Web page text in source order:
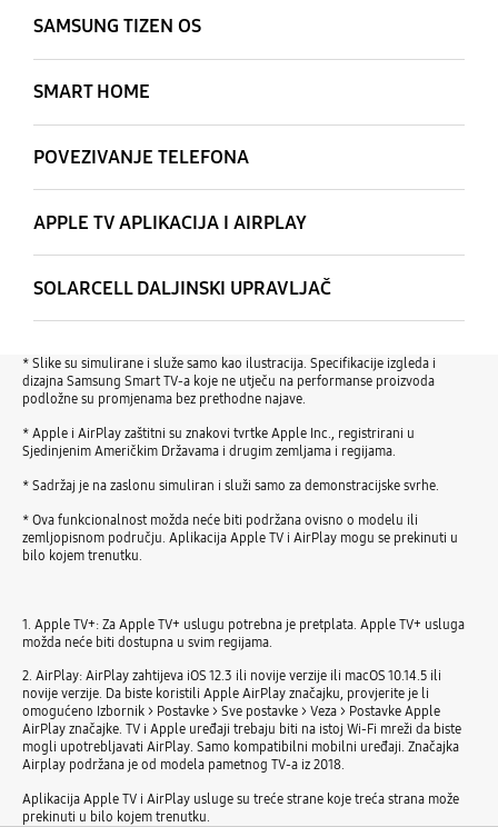
SAMSUNG TIZEN OS
SMART HOME
POVEZIVANJE TELEFONA
APPLE TV APLIKACIJA I AIRPLAY
SOLARCELL DALJINSKI UPRAVLJAČ
* Slike su simulirane i služe samo kao ilustracija. Specifikacije izgleda i
dizajna Samsung Smart TV-a koje ne utječu na performanse proizvoda
podložne su promjenama bez prethodne najave.
* Apple i AirPlay zaštitni su znakovi tvrtke Apple Inc., registrirani u
Sjedinjenim Američkim Državama i drugim zemljama i regijama.
* Sadržaj je na zaslonu simuliran i služi samo za demonstracijske svrhe.
* Ova funkcionalnost možda neće biti podržana ovisno o modelu ili
zemljopisnom području. Aplikacija Apple TV i AirPlay mogu se prekinuti u
bilo kojem trenutku.
1. Apple TV+: Za Apple TV+ uslugu potrebna je pretplata. Apple TV+ usluga
možda neće biti dostupna u svim regijama.
2. AirPlay: AirPlay zahtijeva iOS 12.3 ili novije verzije ili macOS 10.14.5 ili
novije verzije. Da biste koristili Apple AirPlay značajku, provjerite je li
omogućeno Izbornik > Postavke > Sve postavke > Veza > Postavke Apple
AirPlay značajke. TV i Apple uređaji trebaju biti na istoj Wi-Fi mreži da biste
mogli upotrebljavati AirPlay. Samo kompatibilni mobilni uređaji. Značajka
Airplay podržana je od modela pametnog TV-a iz 2018.
Aplikacija Apple TV i AirPlay usluge su treće strane koje treća strana može
prekinuti u bilo kojem trenutku.